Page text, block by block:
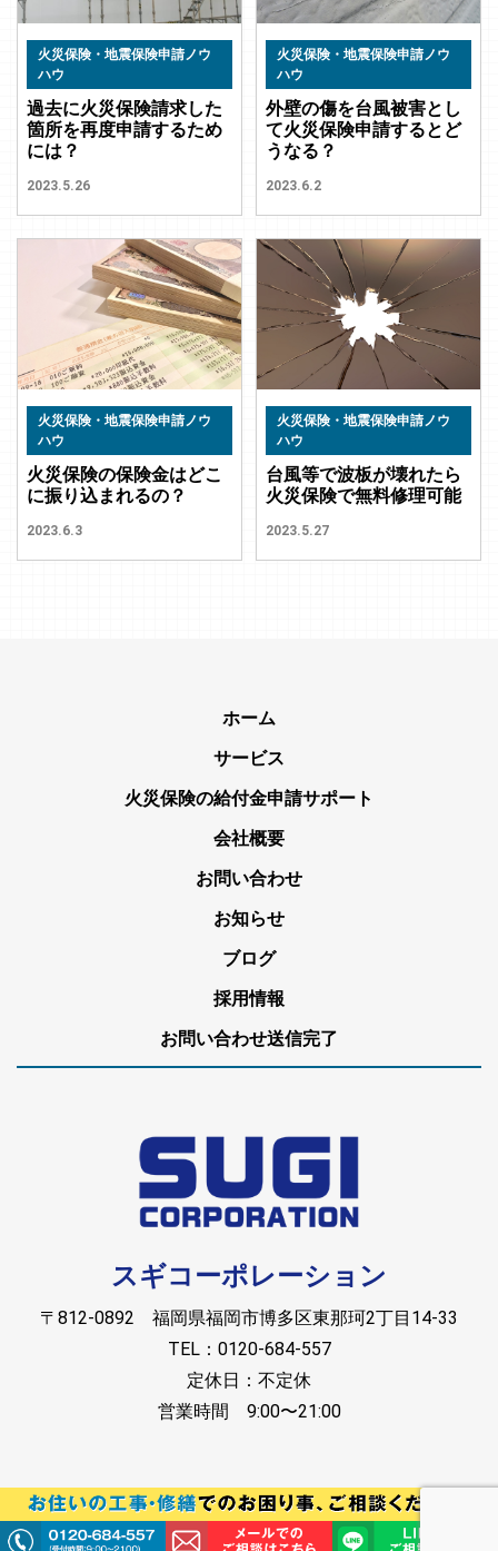
火災保険・地震保険申請ノウ
ハウ
過去に火災保険請求した
箇所を再度申請するため
には？
2023.5.26
火災保険・地震保険申請ノウ
ハウ
外壁の傷を台風被害とし
て火災保険申請するとど
うなる？
2023.6.2
火災保険・地震保険申請ノウ
ハウ
火災保険の保険金はどこ
に振り込まれるの？
2023.6.3
火災保険・地震保険申請ノウ
ハウ
台風等で波板が壊れたら
火災保険で無料修理可能
2023.5.27
ホーム
サービス
火災保険の給付金申請サポート
会社概要
お問い合わせ
お知らせ
ブログ
採用情報
お問い合わせ送信完了
スギコーポレーション
〒812-0892 福岡県福岡市博多区東那珂2丁目14-33
TEL：0120-684-557
定休日：不定休
営業時間 9:00〜21:00
Copyright © スギコーポレーション. All rights reserved.